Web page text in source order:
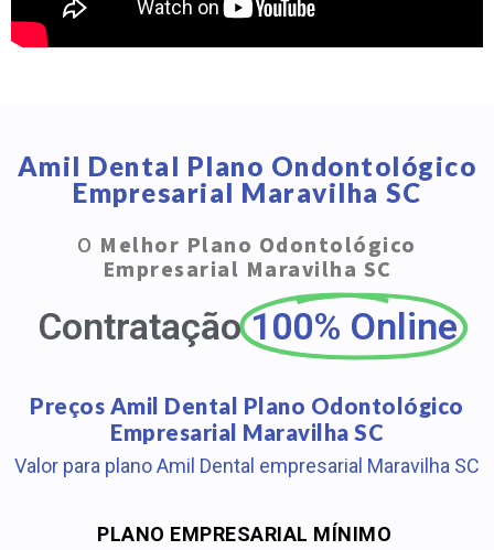
Amil Dental Plano Ondontológico
Empresarial Maravilha SC
O Melhor Plano Odontológico
Empresarial Maravilha SC
Contratação 100% Online
Preços Amil Dental Plano Odontológico
Empresarial Maravilha SC
Valor para plano Amil Dental empresarial Maravilha SC
PLANO EMPRESARIAL MÍNIMO